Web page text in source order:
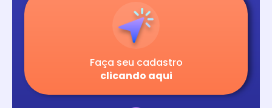
Faça seu cadastro
clicando aqui